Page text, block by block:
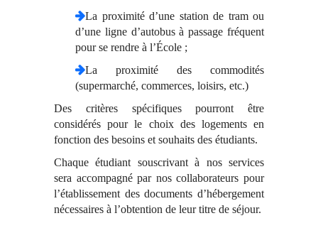
La proximité d’une station de tram ou
d’une ligne d’autobus à passage fréquent
pour se rendre à l’École ;
La proximité des commodités
(supermarché, commerces, loisirs, etc.)
Des critères spécifiques pourront être
considérés pour le choix des logements en
fonction des besoins et souhaits des étudiants.
Chaque étudiant souscrivant à nos services
sera accompagné par nos collaborateurs pour
l’établissement des documents d’hébergement
nécessaires à l’obtention de leur titre de séjour.